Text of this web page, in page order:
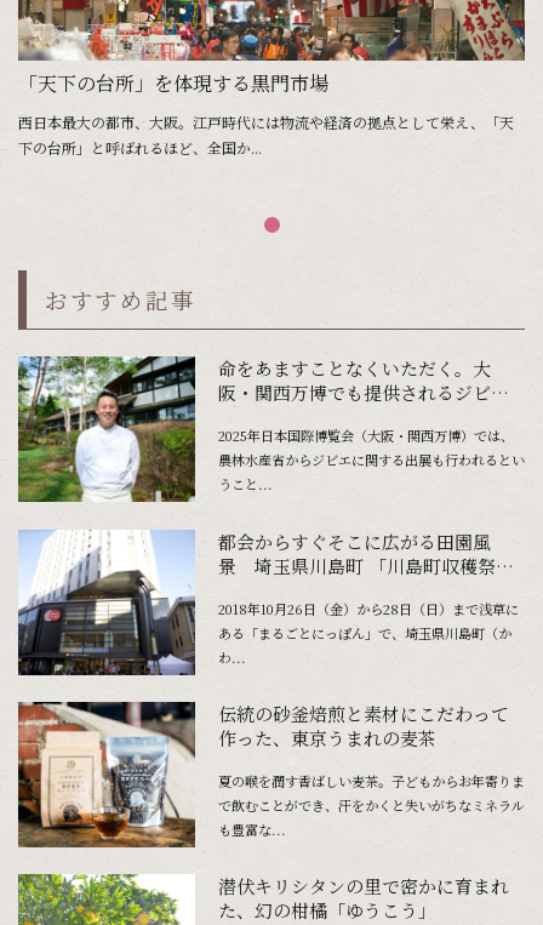
「天下の台所」を体現する黒門市場
西日本最大の都市、大阪。江戸時代には物流や経済の拠点として栄え、「天
下の台所」と呼ばれるほど、全国か...
おすすめ記事
命をあますことなくいただく。大
阪・関西万博でも提供されるジビエ
2025年日本国際博覧会（大阪・関西万博）では、
農林水産省からジビエに関する出展も行われるとい
うこと...
都会からすぐそこに広がる田園風
景 埼玉県川島町 「川島町収穫祭」
2018年10月26日（金）から28日（日）まで浅草に
ある「まるごとにっぽん」で、埼玉県川島町（か
わ...
伝統の砂釜焙煎と素材にこだわって
作った、東京うまれの麦茶
夏の喉を潤す香ばしい麦茶。子どもからお年寄りま
で飲むことができ、汗をかくと失いがちなミネラル
も豊富な...
潜伏キリシタンの里で密かに育まれ
た、幻の柑橘「ゆうこう」